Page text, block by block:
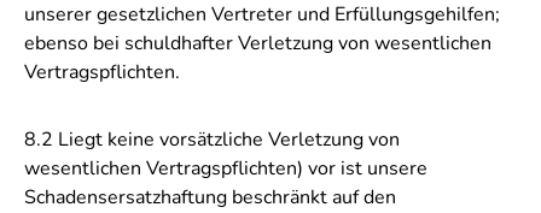
unserer gesetzlichen Vertreter und Erfüllungsgehilfen;
ebenso bei schuldhafter Verletzung von wesentlichen
Vertragspflichten.
8.2 Liegt keine vorsätzliche Verletzung von
wesentlichen Vertragspflichten) vor ist unsere
Schadensersatzhaftung beschränkt auf den